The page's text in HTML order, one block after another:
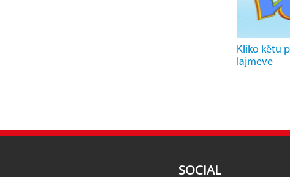
Kliko këtu
lajmeve
SOCIAL